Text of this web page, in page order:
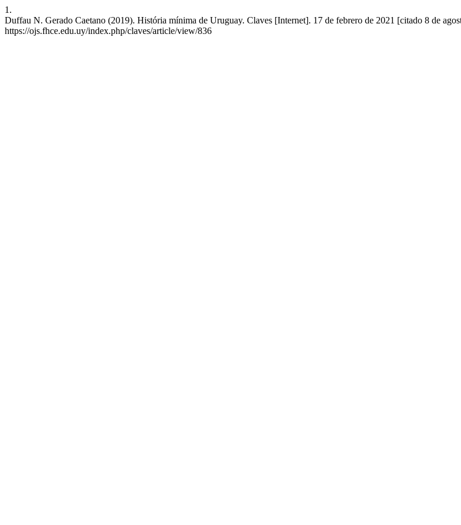
1.
Duffau N. Gerado Caetano (2019). História mínima de Uruguay. Claves [Internet]. 17 de febrero de 2021 [citado 8 de
https://ojs.fhce.edu.uy/index.php/claves/article/view/836